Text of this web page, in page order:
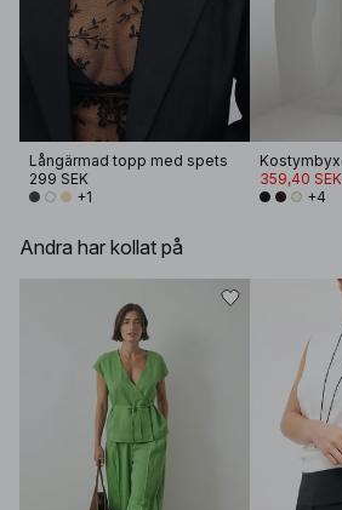
Långärmad topp med spets
299 SEK
+1
359,40 SEK
+4
Andra har kollat på